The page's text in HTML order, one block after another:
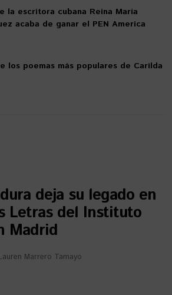
la escritora cubana Reina María
acaba de ganar el PEN America
los poemas más populares de Carilda
deja su legado en
Letras del Instituto
Madrid
Marrero Tamayo